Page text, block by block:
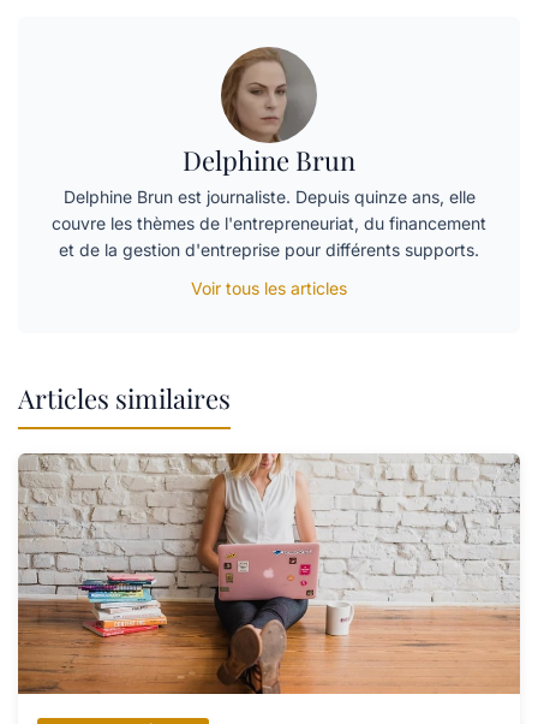
Delphine Brun
Delphine Brun est journaliste. Depuis quinze ans, elle
couvre les thèmes de l'entrepreneuriat, du financement
et de la gestion d'entreprise pour différents supports.
Voir tous les articles
Articles similaires